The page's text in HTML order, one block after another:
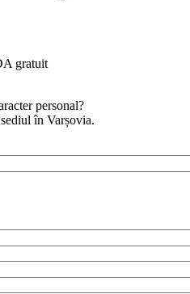
gratuit
personal?
în Varșovia.